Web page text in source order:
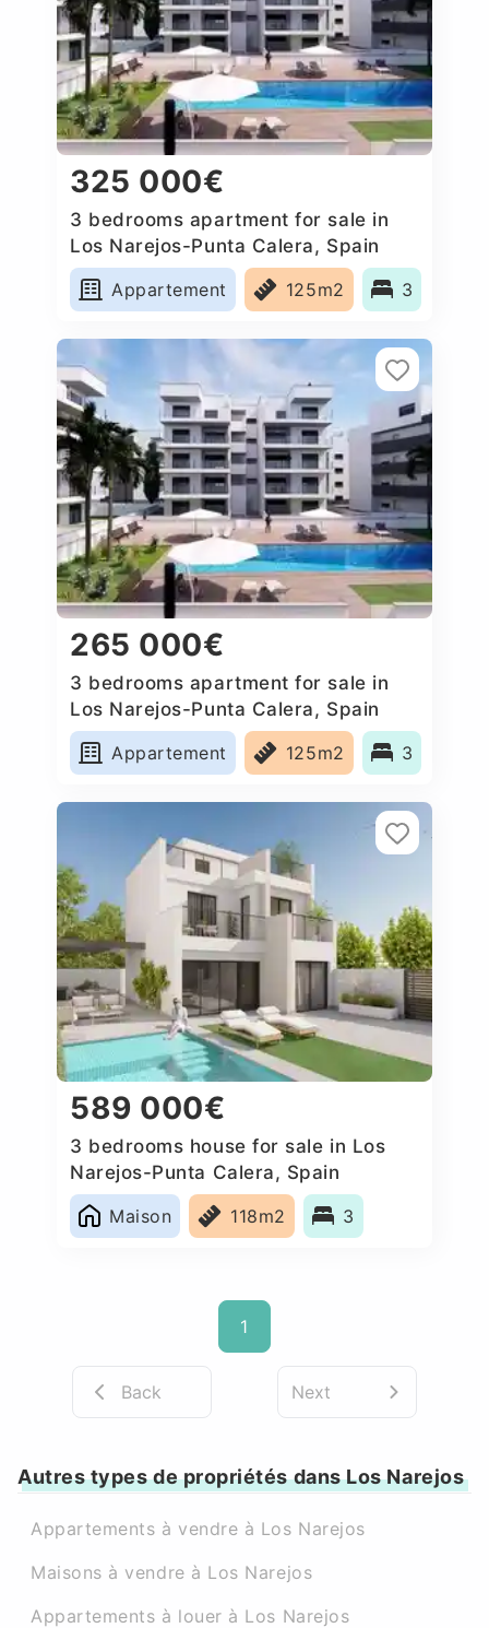
325 000€
3 bedrooms apartment for sale in
Los Narejos-Punta Calera, Spain
Appartement
125m2 3
265 000€
3 bedrooms apartment for sale in
Los Narejos-Punta Calera, Spain
Appartement
125m2 3
589 000€
3 bedrooms house for sale in Los
Narejos-Punta Calera, Spain
Maison
118m2 3
1
Back Next
Autres types de propriétés dans Los Narejos
Appartements à vendre à Los Narejos
Maisons à vendre à Los Narejos
Appartements à louer à Los Narejos